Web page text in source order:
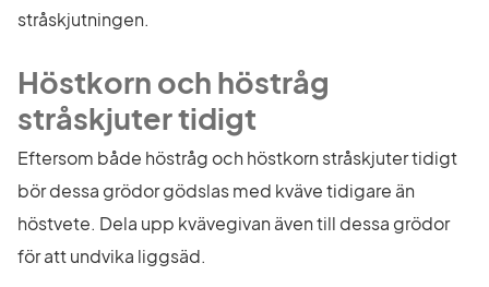
stråskjutningen.
Höstkorn och höstråg
stråskjuter tidigt
Eftersom både höstråg och höstkorn stråskjuter tidigt
bör dessa grödor gödslas med kväve tidigare än
höstvete. Dela upp kvävegivan även till dessa grödor
för att undvika liggsäd.